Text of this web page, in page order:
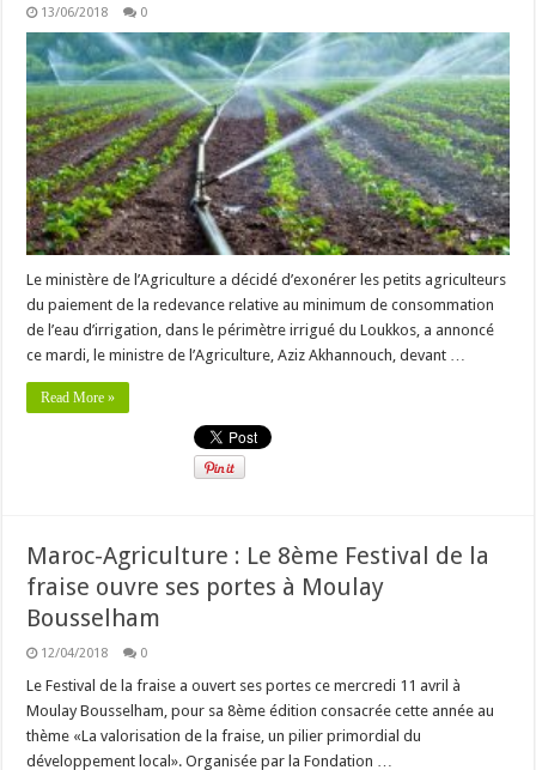
13/06/2018 0
Le ministère de l’Agriculture a décidé d’exonérer les petits agriculteurs
du paiement de la redevance relative au minimum de consommation
de l’eau d’irrigation, dans le périmètre irrigué du Loukkos, a annoncé
ce mardi, le ministre de l’Agriculture, Aziz Akhannouch, devant …
Read More »
Maroc-Agriculture : Le 8ème Festival de la
fraise ouvre ses portes à Moulay
Bousselham
12/04/2018 0
Le Festival de la fraise a ouvert ses portes ce mercredi 11 avril à
Moulay Bousselham, pour sa 8ème édition consacrée cette année au
thème «La valorisation de la fraise, un pilier primordial du
développement local». Organisée par la Fondation …